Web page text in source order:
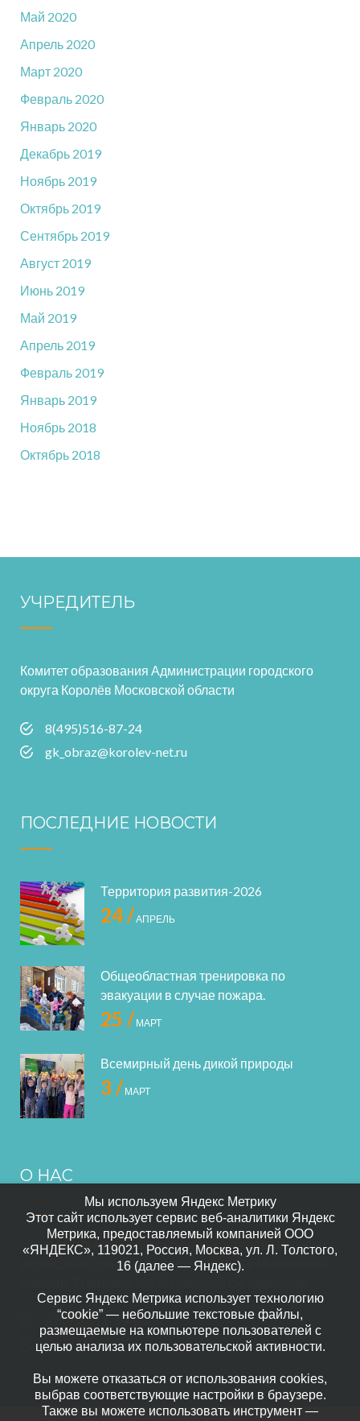
Май 2020
Апрель 2020
Март 2020
Февраль 2020
Январь 2020
Декабрь 2019
Ноябрь 2019
Октябрь 2019
Сентябрь 2019
Август 2019
Июнь 2019
Май 2019
Апрель 2019
Февраль 2019
Январь 2019
Ноябрь 2018
Октябрь 2018
УЧРЕДИТЕЛЬ
Комитет образования Администрации городского
округа Королёв Московской области
8(495)516-87-24
gk_obraz@korolev-net.ru
ПОСЛЕДНИЕ НОВОСТИ
Территория развития-2026
24 /АПРЕЛЬ
Общеобластная тренировка по
эвакуации в случае пожара.
25 / МАРТ
Всемирный день дикой природы
3 / МАРТ
О НАС
Муниципальное бюджетное общеобразовательное
учреждение городского округа Королёв Московской
8 (495) 511-49-56
Сайт МБОУ “Гимназия № 17”
Мы используем Яндекс Метрику
Этот сайт использует сервис веб-аналитики Яндекс
Метрика, предоставляемый компанией ООО
«ЯНДЕКС», 119021, Россия, Москва, ул. Л. Толстого,
16 (далее — Яндекс).
Сервис Яндекс Метрика использует технологию
“cookie” — небольшие текстовые файлы,
размещаемые на компьютере пользователей с
целью анализа их пользовательской активности.
Вы можете отказаться от использования cookies,
выбрав соответствующие настройки в браузере.
Также вы можете использовать инструмент —